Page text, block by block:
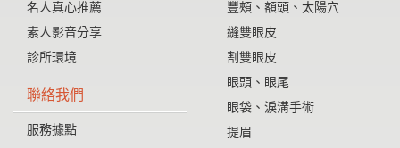
名人真心推薦
素人影音分享
診所環境
聯絡我們
服務據點
豐頰、額頭、太陽穴
縫雙眼皮
割雙眼皮
眼頭、眼尾
眼袋、淚溝手術
提眉